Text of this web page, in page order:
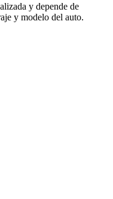
y depende de
y modelo del auto.